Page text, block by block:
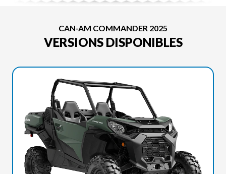
CAN-AM COMMANDER 2025
VERSIONS DISPONIBLES